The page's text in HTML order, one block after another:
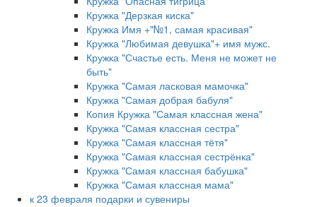
Кружка "Дерзкая киска"
Кружка Имя +"№1, самая красивая"
Кружка "Любимая девушка"+ имя мужс.
Кружка "Счастье есть. Меня не может не
быть"
Кружка "Самая ласковая мамочка"
Кружка "Самая добрая бабуля"
Копия Кружка "Самая классная жена"
Кружка "Самая классная сестра"
Кружка "Самая классная тётя"
Кружка "Самая классная сестрёнка"
Кружка "Самая классная бабушка"
Кружка "Самая классная мама"
к 23 февраля подарки и сувениры